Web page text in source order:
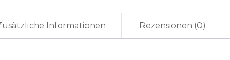
Informationen Rezensionen (0)